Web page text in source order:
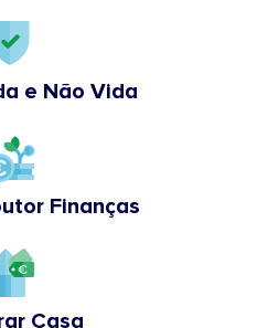
e Não Vida
Finanças
Casa